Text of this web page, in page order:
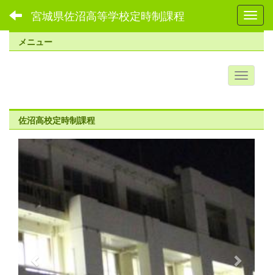
宮城県佐沼高等学校定時制課程
メニュー
佐沼高校定時制課程
r
e
v
i
o
s